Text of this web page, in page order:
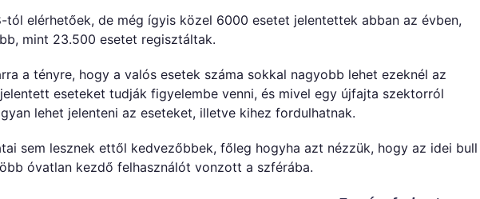
tól elérhetőek, de még ígyis közel 6000 esetet jelentettek abban az évben,
mint 23.500 esetet regisztáltak.
a tényre, hogy a valós esetek száma sokkal nagyobb lehet ezeknél az
eseteket tudják figyelembe venni, és mivel egy újfajta szektorról
lehet jelenteni az eseteket, illetve kihez fordulhatnak.
sem lesznek ettől kedvezőbbek, főleg hogyha azt nézzük, hogy az idei bull
óvatlan kezdő felhasználót vonzott a szférába.